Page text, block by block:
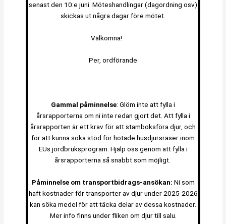
senast den 10:e juni. Möteshandlingar (dagordning osv)
skickas ut några dagar före mötet.
Välkomna!
Per, ordförande
Gammal påminnelse: Glöm inte att fylla i
årsrapporterna om ni inte redan gjort det. Att fylla i
årsrapporten är ett krav för att stamboksföra djur, och
för att kunna söka stöd för hotade husdjursraser inom
EUs jordbruksprogram. Hjälp oss genom att fylla i
årsrapporterna så snabbt som möjligt.
Påminnelse om transportbidrags-ansökan: Ni som
haft kostnader för transporter av djur under 2025-2026
kan söka medel för att täcka delar av dessa kostnader.
Mer info finns under fliken om djur till salu.